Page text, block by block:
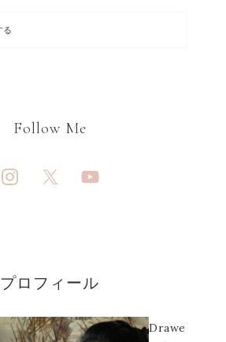
Follow Me
プロフィール
Drawe